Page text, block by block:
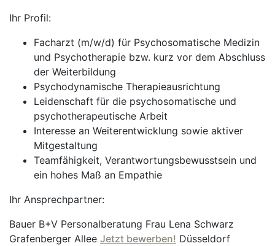
Ihr Profil:
Facharzt (m/w/d) für Psychosomatische Medizin
und Psychotherapie bzw. kurz vor dem Abschluss
der Weiterbildung
Psychodynamische Therapieausrichtung
Leidenschaft für die psychosomatische und
psychotherapeutische Arbeit
Interesse an Weiterentwicklung sowie aktiver
Mitgestaltung
Teamfähigkeit, Verantwortungsbewusstsein und
ein hohes Maß an Empathie
Ihr Ansprechpartner:
Bauer B+V Personalberatung Frau Lena Schwarz
Grafenberger Allee Jetzt bewerben! Düsseldorf